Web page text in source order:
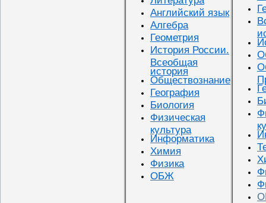
Английский язык
Алгебра
Геометрия
История России.
Всеобщая
история
Обществознание
География
Биология
Физическая
культура
Информатика
Химия
Физика
ОБЖ